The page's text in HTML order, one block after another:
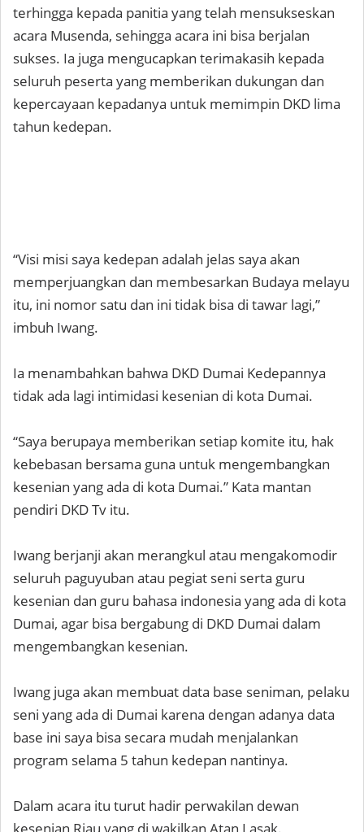
terhingga kepada panitia yang telah mensukseskan
acara Musenda, sehingga acara ini bisa berjalan
sukses. Ia juga mengucapkan terimakasih kepada
seluruh peserta yang memberikan dukungan dan
kepercayaan kepadanya untuk memimpin DKD lima
tahun kedepan.
“Visi misi saya kedepan adalah jelas saya akan
memperjuangkan dan membesarkan Budaya melayu
itu, ini nomor satu dan ini tidak bisa di tawar lagi,”
imbuh Iwang.
Ia menambahkan bahwa DKD Dumai Kedepannya
tidak ada lagi intimidasi kesenian di kota Dumai.
“Saya berupaya memberikan setiap komite itu, hak
kebebasan bersama guna untuk mengembangkan
kesenian yang ada di kota Dumai.” Kata mantan
pendiri DKD Tv itu.
Iwang berjanji akan merangkul atau mengakomodir
seluruh paguyuban atau pegiat seni serta guru
kesenian dan guru bahasa indonesia yang ada di kota
Dumai, agar bisa bergabung di DKD Dumai dalam
mengembangkan kesenian.
Iwang juga akan membuat data base seniman, pelaku
seni yang ada di Dumai karena dengan adanya data
base ini saya bisa secara mudah menjalankan
program selama 5 tahun kedepan nantinya.
Dalam acara itu turut hadir perwakilan dewan
kesenian Riau yang di wakilkan Atan Lasak.